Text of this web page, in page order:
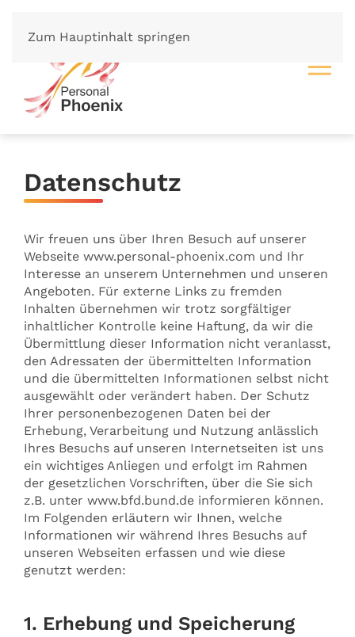
Zum Hauptinhalt springen
Datenschutz
Wir freuen uns über Ihren Besuch auf unserer
Webseite www.personal-phoenix.com und Ihr
Interesse an unserem Unternehmen und unseren
Angeboten. Für externe Links zu fremden
Inhalten übernehmen wir trotz sorgfältiger
inhaltlicher Kontrolle keine Haftung, da wir die
Übermittlung dieser Information nicht veranlasst,
den Adressaten der übermittelten Information
und die übermittelten Informationen selbst nicht
ausgewählt oder verändert haben. Der Schutz
Ihrer personenbezogenen Daten bei der
Erhebung, Verarbeitung und Nutzung anlässlich
Ihres Besuchs auf unseren Internetseiten ist uns
ein wichtiges Anliegen und erfolgt im Rahmen
der gesetzlichen Vorschriften, über die Sie sich
z.B. unter www.bfd.bund.de informieren können.
Im Folgenden erläutern wir Ihnen, welche
Informationen wir während Ihres Besuchs auf
unseren Webseiten erfassen und wie diese
genutzt werden:
1. Erhebung und Speicherung